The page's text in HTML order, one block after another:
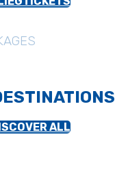
ALL